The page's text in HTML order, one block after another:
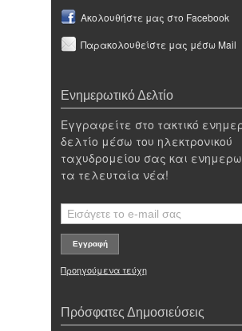
Ακολουθήστε μας στο Facebook
Παρακολουθείστε μας μέσω Mail
Ενημερωτικό Δελτίο
Εγγραφείτε στο τακτικό
δελτίο μέσω του ηλεκτρονικού
ταχυδρομείου σας και
τα τελευταία νέα!
Προηγούμενα τεύχη
Πρόσφατες Δημοσιεύσεις